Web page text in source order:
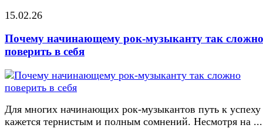
15.02.26
Почему начинающему рок-музыканту так сложно
поверить в себя
Для многих начинающих рок-музыкантов путь к успеху
кажется тернистым и полным сомнений. Несмотря на ...